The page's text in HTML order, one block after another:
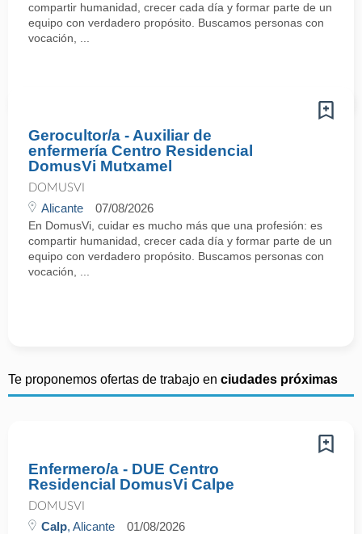
compartir humanidad, crecer cada día y formar parte de un
equipo con verdadero propósito. Buscamos personas con
vocación, ...
Gerocultor/a - Auxiliar de
enfermería Centro Residencial
DomusVi Mutxamel
DOMUSVI
Alicante 07/08/2026
En DomusVi, cuidar es mucho más que una profesión: es
compartir humanidad, crecer cada día y formar parte de un
equipo con verdadero propósito. Buscamos personas con
vocación, ...
Te proponemos ofertas de trabajo en ciudades próximas
Enfermero/a - DUE Centro
Residencial DomusVi Calpe
DOMUSVI
Calp, Alicante 01/08/2026